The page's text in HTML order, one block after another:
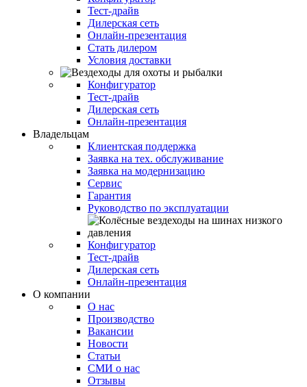
Тест-драйв
Дилерская сеть
Онлайн-презентация
Стать дилером
Условия доставки
Конфигуратор
Тест-драйв
Дилерская сеть
Онлайн-презентация
Владельцам
Клиентская поддержка
Заявка на тех. обслуживание
Заявка на модернизацию
Сервис
Гарантия
Руководство по эксплуатации
Конфигуратор
Тест-драйв
Дилерская сеть
Онлайн-презентация
О компании
О нас
Производство
Вакансии
Новости
Статьи
СМИ о нас
Отзывы